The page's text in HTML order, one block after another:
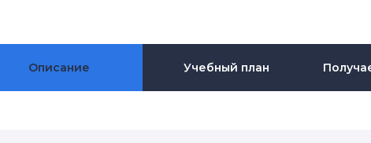
Описание Учебный план